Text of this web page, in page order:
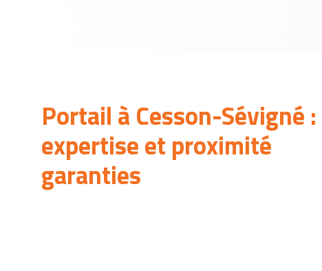
Portail à Cesson-Sévigné :
expertise et proximité
garanties